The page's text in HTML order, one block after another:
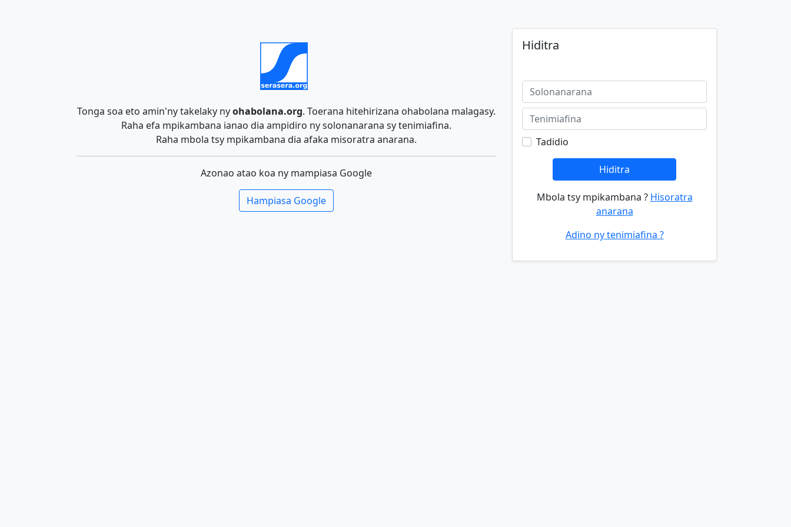
Tonga soa eto amin'ny takelaky nyohabolana.org. Toerana hitehirizana ohabolana malagasy.
Raha efa mpikambana ianao dia ampidiro ny solonanarana sy tenimiafina.
Raha mbola tsy mpikambana dia afaka misoratra anarana.
Azonao atao koa ny mampiasa Google
Hampiasa Google
Hiditra
Tadidio
Hiditra
Mbola tsy mpikambana ? Hisoratra
anarana
Adino ny tenimiafina ?